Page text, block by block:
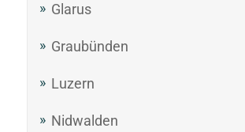
Glarus
Graubünden
Luzern
Nidwalden